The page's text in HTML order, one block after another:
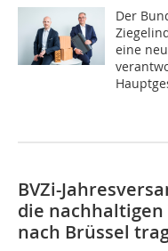
Der
eine
BVZi-
die nachhaltigen
nach Brüssel